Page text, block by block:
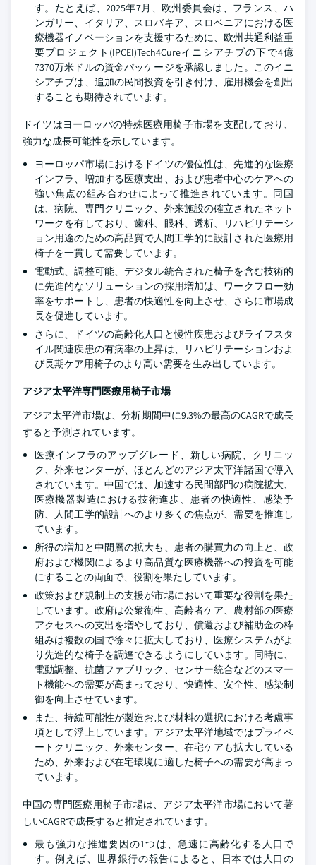
す。たとえば、2025年7月、欧州委員会は、フランス、ハ
ンガリー、イタリア、スロバキア、スロベニアにおける医
療機器イノベーションを支援するために、欧州共通利益重
要プロジェクト(IPCEI)Tech4Cureイニシアチブの下で4億
7370万米ドルの資金パッケージを承認しました。このイニ
シアチブは、追加の民間投資を引き付け、雇用機会を創出
することも期待されています。
ドイツはヨーロッパの特殊医療用椅子市場を支配しており、
強力な成長可能性を示しています。
ヨーロッパ市場におけるドイツの優位性は、先進的な医療
インフラ、増加する医療支出、および患者中心のケアへの
強い焦点の組み合わせによって推進されています。同国
は、病院、専門クリニック、外来施設の確立されたネット
ワークを有しており、歯科、眼科、透析、リハビリテーシ
ョン用途のための高品質で人間工学的に設計された医療用
椅子を一貫して需要しています。
電動式、調整可能、デジタル統合された椅子を含む技術的
に先進的なソリューションの採用増加は、ワークフロー効
率をサポートし、患者の快適性を向上させ、さらに市場成
長を促進しています。
さらに、ドイツの高齢化人口と慢性疾患およびライフスタ
イル関連疾患の有病率の上昇は、リハビリテーションおよ
び長期ケア用椅子のより高い需要を生み出しています。
アジア太平洋専門医療用椅子市場
アジア太平洋市場は、分析期間中に9.3%の最高のCAGRで成長
すると予測されています。
医療インフラのアップグレード、新しい病院、クリニッ
ク、外来センターが、ほとんどのアジア太平洋諸国で導入
されています。中国では、加速する民間部門の病院拡大、
医療機器製造における技術進歩、患者の快適性、感染予
防、人間工学的設計へのより多くの焦点が、需要を推進し
ています。
所得の増加と中間層の拡大も、患者の購買力の向上と、政
府および機関によるより高品質な医療機器への投資を可能
にすることの両面で、役割を果たしています。
政策および規制上の支援が市場において重要な役割を果た
しています。政府は公衆衛生、高齢者ケア、農村部の医療
アクセスへの支出を増やしており、償還および補助金の枠
組みは複数の国で徐々に拡大しており、医療システムがよ
り先進的な椅子を調達できるようにしています。同時に、
電動調整、抗菌ファブリック、センサー統合などのスマー
ト機能への需要が高まっており、快適性、安全性、感染制
御を向上させています。
また、持続可能性が製造および材料の選択における考慮事
項として浮上しています。アジア太平洋地域ではプライベ
ートクリニック、外来センター、在宅ケアも拡大している
ため、外来および在宅環境に適した椅子への需要が高まっ
ています。
中国の専門医療用椅子市場は、アジア太平洋市場において著
しいCAGRで成長すると推定されています。
最も強力な推進要因の1つは、急速に高齢化する人口で
す。例えば、世界銀行の報告によると、日本では人口の